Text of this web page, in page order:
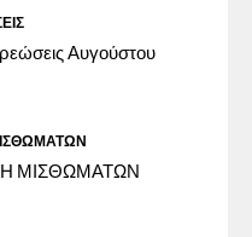
Αυγούστου
ΜΙΣΘΩΜΑΤΩΝ